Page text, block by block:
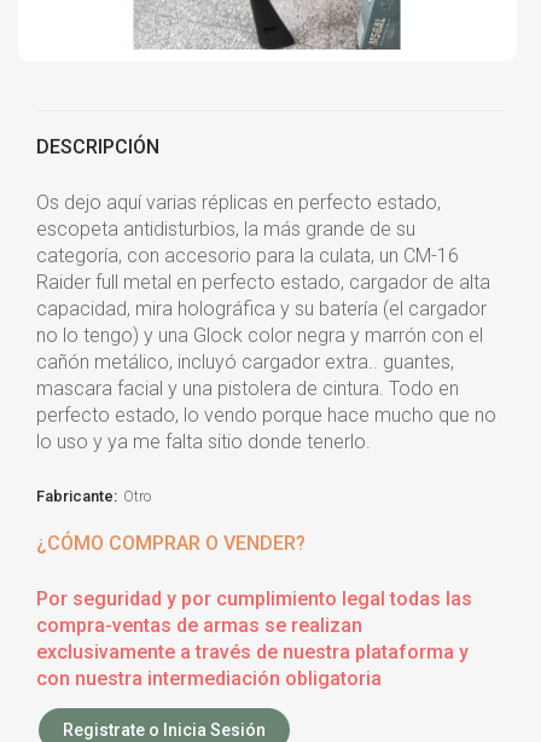
DESCRIPCIÓN
Os dejo aquí varias réplicas en perfecto estado,
escopeta antidisturbios, la más grande de su
categoría, con accesorio para la culata, un CM-16
Raider full metal en perfecto estado, cargador de alta
capacidad, mira holográfica y su batería (el cargador
no lo tengo) y una Glock color negra y marrón con el
cañón metálico, incluyó cargador extra.. guantes,
mascara facial y una pistolera de cintura. Todo en
perfecto estado, lo vendo porque hace mucho que no
lo uso y ya me falta sitio donde tenerlo.
Fabricante: Otro
¿CÓMO COMPRAR O VENDER?
Por seguridad y por cumplimiento legal todas las
compra-ventas de armas se realizan
exclusivamente a través de nuestra plataforma y
con nuestra intermediación obligatoria
Registrate o Inicia Sesión